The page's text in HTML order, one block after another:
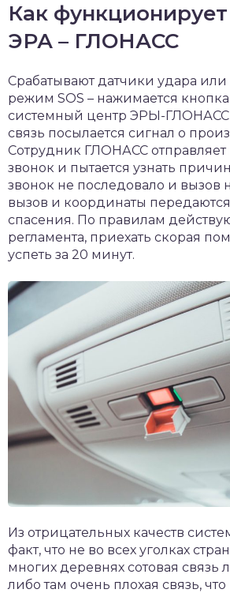
Как
ЭРА – ГЛОНАСС
Срабатывают датчики удара или
режим SOS – нажимается кнопка
системный центр ЭРЫ-ГЛОНАСС
связь посылается сигнал о
Сотрудник ГЛОНАСС
звонок и пытается узнать
звонок не последовало и вызов
вызов и координаты
спасения. По правилам
регламента, приехать скорая
успеть за 20 минут.
Из отрицательных качеств
факт, что не во всех уголках
многих деревнях сотовая связь
либо там очень плохая связь,